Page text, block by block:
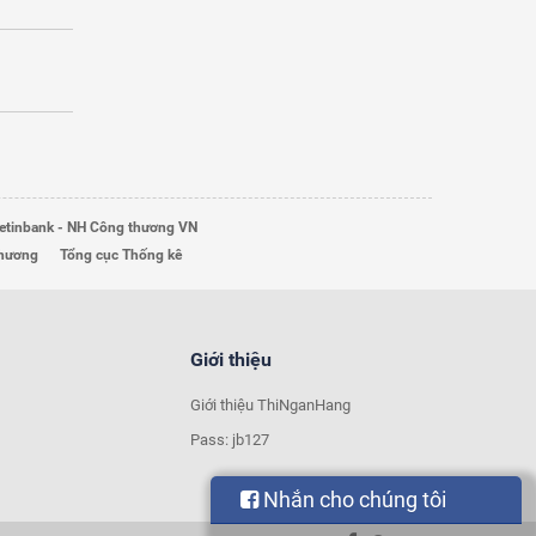
- NH Công thương VN
Tổng cục Thống kê
Giới thiệu
Giới thiệu ThiNganHang
Pass: jb127
Nhắn cho chúng tôi